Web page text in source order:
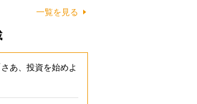
一覧を見る
あ、投資を始めよ